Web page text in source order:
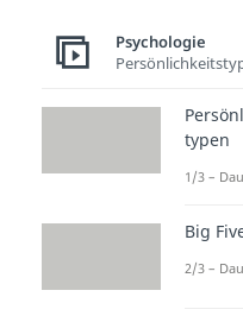
Die
Psychologie
typen
1/3 –
Big
2/3 –